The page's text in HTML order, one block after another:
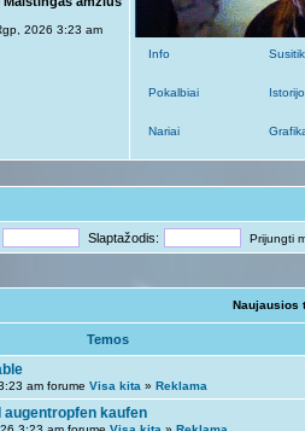
2026 3:23 am
Info
Pokalbiai
Nariai
Slaptažodis: Prijungti
Naujausios
Temos
am forume Visa kita » Reklama
kaufen